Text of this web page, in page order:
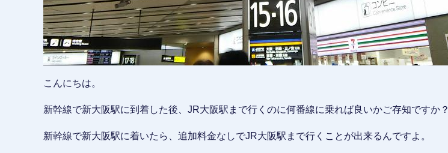
こんにちは。
新幹線で新大阪駅に到着した後、JR大阪駅まで行くのに何番線に乗れば良いかご存知ですか？
新幹線で新大阪駅に着いたら、追加料金なしでJR大阪駅まで行くことが出来るんですよ。